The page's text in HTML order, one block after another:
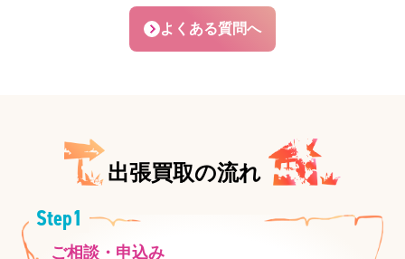
よくある質問へ
出張買取の流れ
ご相談・申込み